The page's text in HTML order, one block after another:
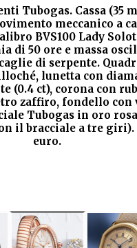
Tubogas. Cassa (35
meccanico a
BVS100 Lady
di 50 ore e massa
di serpente.
lunetta con
(0.4 ct), corona con
zaffiro, fondello con
Tubogas in oro
il bracciale a tre giri).
euro.